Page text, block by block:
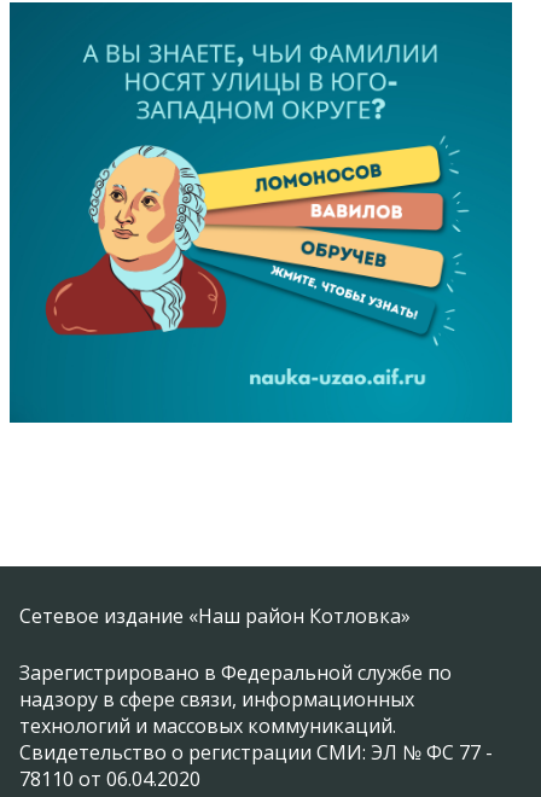
Сетевое издание «Наш район Котловка»
Зарегистрировано в Федеральной службе по
надзору в сфере связи, информационных
технологий и массовых коммуникаций.
Свидетельство о регистрации СМИ: ЭЛ № ФС 77 -
78110 от 06.04.2020